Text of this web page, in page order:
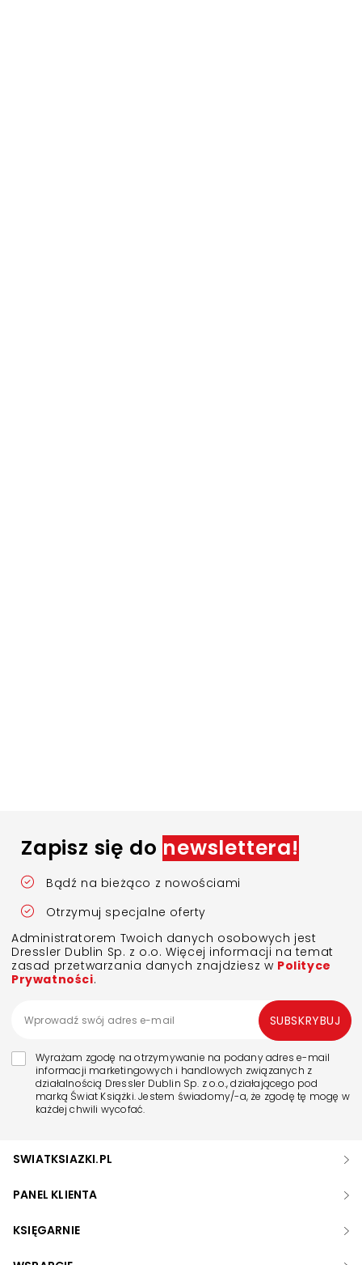
Zapisz się do newslettera!
Bądź na bieżąco z nowościami
Otrzymuj specjalne oferty
Administratorem Twoich danych osobowych jest
Dressler Dublin Sp. z o.o. Więcej informacji na temat
zasad przetwarzania danych znajdziesz w Polityce
Prywatności.
Wyrażam zgodę na otrzymywanie na podany adres e-mail
informacji marketingowych i handlowych związanych z
działalnością Dressler Dublin Sp. z o.o., działającego pod
marką Świat Książki. Jestem świadomy/-a, że zgodę tę mogę w
każdej chwili wycofać.
SUBSKRYBUJ
SWIATKSIAZKI.PL
PANEL KLIENTA
KSIĘGARNIE